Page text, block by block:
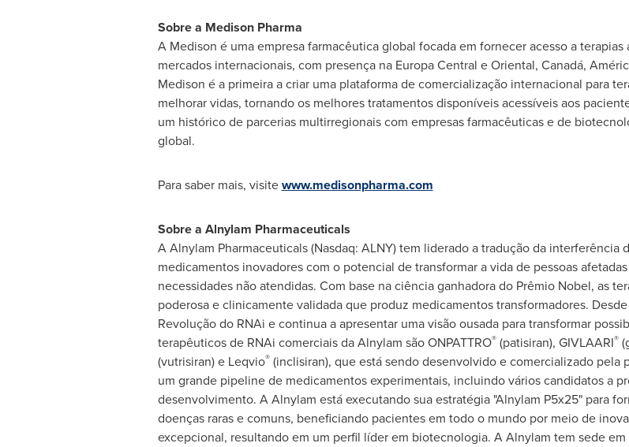
Sobre a Medison Pharma
A Medison é uma empresa farmacêutica global focada em fornecer acesso a
mercados internacionais, com presença na Europa Central e Oriental, Canadá,
Medison é a primeira a criar uma plataforma de comercialização internacional para
melhorar vidas, tornando os melhores tratamentos disponíveis acessíveis aos
um histórico de parcerias multirregionais com empresas farmacêuticas e de
global.
Para saber mais, visitewww.medisonpharma.com
Sobre a Alnylam Pharmaceuticals
A Alnylam Pharmaceuticals (Nasdaq: ALNY) tem liderado a tradução da interferência
medicamentos inovadores com o potencial de transformar a vida de pessoas
necessidades não atendidas. Com base na ciência ganhadora do Prêmio Nobel, as
poderosa e clinicamente validada que produz medicamentos transformadores.
Revolução do RNAi e continua a apresentar uma visão ousada para transformar
terapêuticos de RNAi comerciais da Alnylam são ONPATTRO®(patisiran), GIVLAARI®
(vutrisiran) e Leqvio®(inclisiran), que está sendo desenvolvido e comercializado pela
um grande pipeline de medicamentos experimentais, incluindo vários candidatos a
desenvolvimento. A Alnylam está executando sua estratégia "Alnylam P5x25" para
doenças raras e comuns, beneficiando pacientes em todo o mundo por meio de
excepcional, resultando em um perfil líder em biotecnologia. A Alnylam tem sede